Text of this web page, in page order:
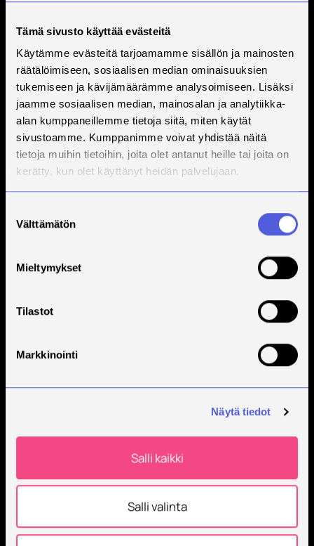
Tämä sivusto käyttää evästeitä
Käytämme evästeitä tarjoamamme sisällön ja mainosten
räätälöimiseen, sosiaalisen median ominaisuuksien
tukemiseen ja kävijämäärämme analysoimiseen. Lisäksi
jaamme sosiaalisen median, mainosalan ja analytiikka-
alan kumppaneillemme tietoja siitä, miten käytät
sivustoamme. Kumppanimme voivat yhdistää näitä
tietoja muihin tietoihin, joita olet antanut heille tai joita on
kerätty, kun olet käyttänyt heidän palvelujaan.
valinta
Välttämätön
Mieltymykset
Tilastot
Markkinointi
Näytä tiedot
Salli kaikki
Salli valinta